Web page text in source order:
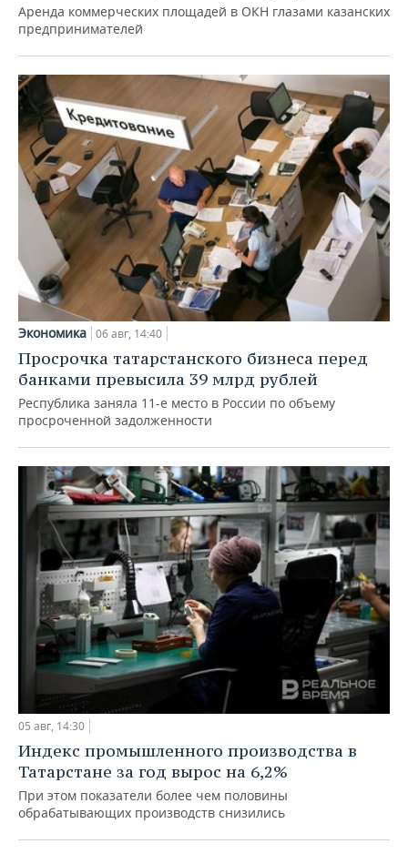
Аренда коммерческих площадей в ОКН глазами казанских
предпринимателей
Экономика 06 авг, 14:40
Просрочка татарстанского бизнеса перед
банками превысила 39 млрд рублей
Республика заняла 11-е место в России по объему
просроченной задолженности
05 авг, 14:30
Индекс промышленного производства в
Татарстане за год вырос на 6,2%
При этом показатели более чем половины
обрабатывающих производств снизились